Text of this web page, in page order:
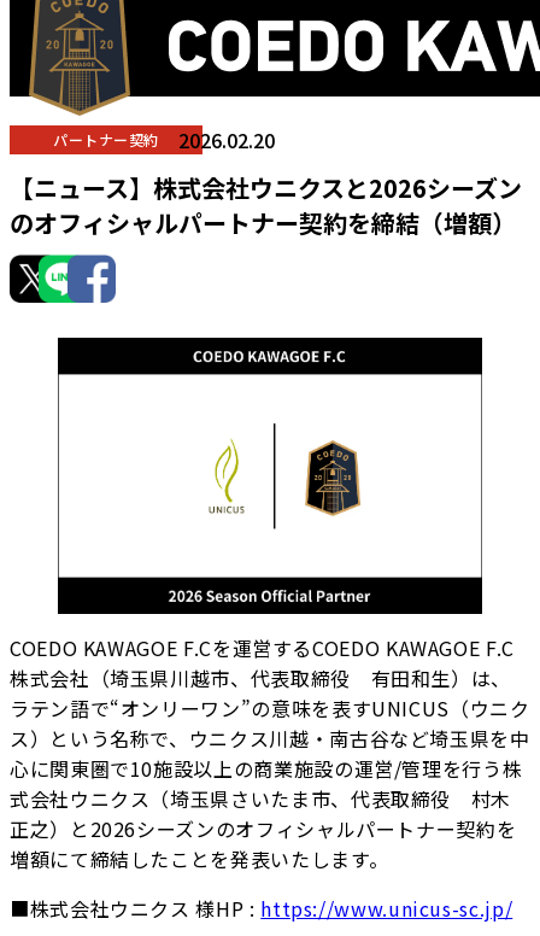
パートナー契約 2026.02.20
【ニュース】株式会社ウニクスと2026シーズン
のオフィシャルパートナー契約を締結（増額）
COEDO KAWAGOE F.Cを運営するCOEDO KAWAGOE F.C
株式会社（埼玉県川越市、代表取締役 有田和生）は、
ラテン語で“オンリーワン”の意味を表すUNICUS（ウニク
ス）という名称で、ウニクス川越・南古谷など埼玉県を中
心に関東圏で10施設以上の商業施設の運営/管理を行う株
式会社ウニクス（埼玉県さいたま市、代表取締役 村木
正之）と2026シーズンのオフィシャルパートナー契約を
増額にて締結したことを発表いたします。
■株式会社ウニクス 様HP : https://www.unicus-sc.jp/